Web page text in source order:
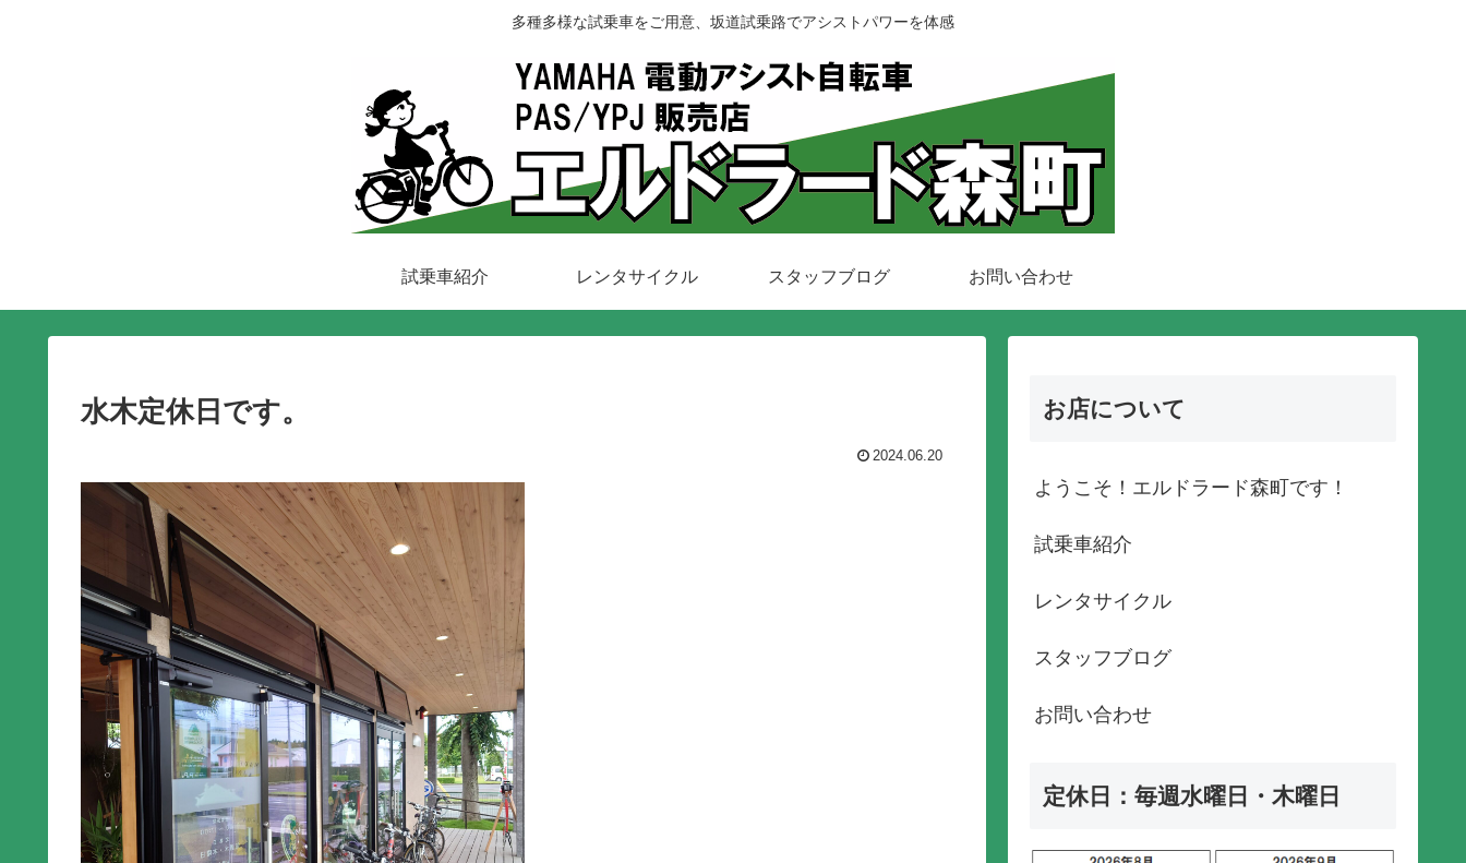
多種多様な試乗車をご用意、坂道試乗路でアシストパワーを体感
試乗車紹介 レンタサイクル スタッフブログ お問い合わせ
水木定休日です。
2024.06.20
お店について
ようこそ！エルドラード森町です！
試乗車紹介
レンタサイクル
スタッフブログ
お問い合わせ
定休日：毎週水曜日・木曜日